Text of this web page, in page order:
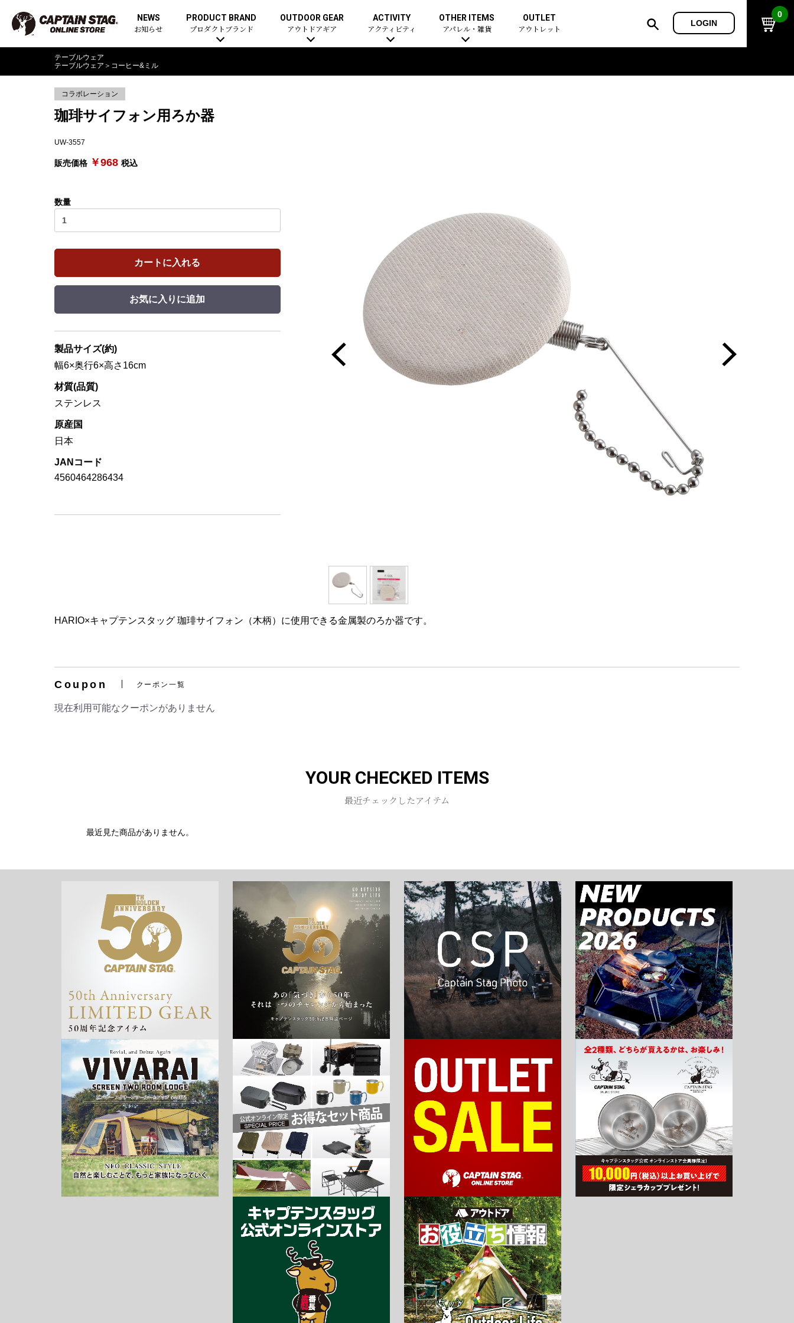
NEWS
お知らせ
PRODUCT BRAND
プロダクトブランド
OUTDOOR GEAR
アウトドアギア
ACTIVITY
アクティビティ
OTHER ITEMS
アパレル・雑貨
OUTLET
アウトレット
LOGIN
0
テーブルウェア
テーブルウェア ＞ コーヒー&ミル
コラボレーション
珈琲サイフォン用ろか器
UW-3557
販売価格 ￥968 税込
数量
カートに入れる
お買い物を続ける カートへ進む
お気に入りに追加
製品サイズ(約)
幅6×奥行6×高さ16cm
材質(品質)
ステンレス
原産国
日本
JANコード
4560464286434
HARIO×キャプテンスタッグ 珈琲サイフォン（木柄）に使用できる金属製のろか器です。
Coupon クーポン一覧
現在利用可能なクーポンがありません
YOUR CHECKED ITEMS
最近チェックしたアイテム
最近見た商品がありません。